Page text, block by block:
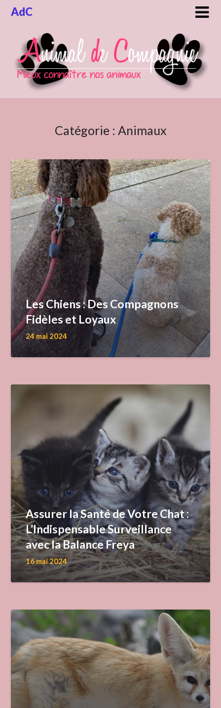
SkipAdC
Catégorie : Animaux
Les Chiens : Des Compagnons
Fidèles et Loyaux
24 mai 2024
Assurer la Santé de Votre Chat :
L’Indispensable Surveillance
avec la Balance Freya
16 mai 2024